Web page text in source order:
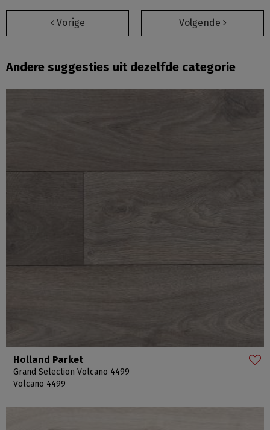
Vorige Volgende
Andere suggesties uit dezelfde categorie
Holland Parket
Grand Selection Volcano 4499
Volcano 4499